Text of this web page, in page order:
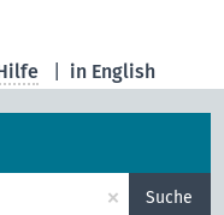
in English
× Suche